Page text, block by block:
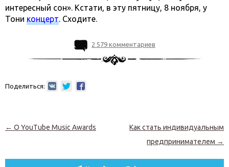
интересный сон». Кстати, в эту пятницу, 8 ноября, у
Тони концерт. Сходите.
2 579 комментариев
Поделиться:
Навигация по записям
← O YouTube Music Awards
Как стать индивидуальным
предпринимателем →